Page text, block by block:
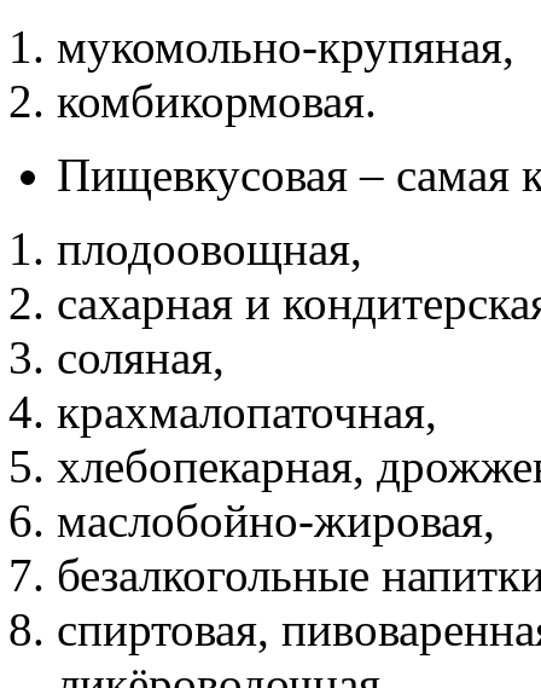
мукомольно-крупяная,
комбикормовая.
Пищевкусовая – самая
плодоовощная,
сахарная и
соляная,
крахмалопаточная,
хлебопекарная,
маслобойно-жировая,
безалкогольные
спиртовая,